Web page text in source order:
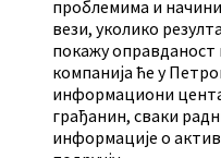
проблемима и
вези, уколико
покажу оправданост
компанија ће у
информациони
грађанин, сваки
информације о